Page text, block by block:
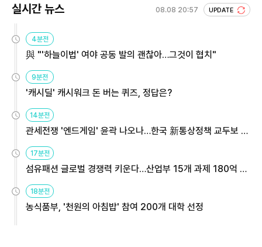
실시간 뉴스 08.08 20:57 UPDATE
4분전
與 "'하늘이법' 여야 공동 발의 괜찮아…그것이 협치"
9분전
'캐시딜' 캐시워크 돈 버는 퀴즈, 정답은?
14분전
관세전쟁 '엔드게임' 윤곽 나오나…한국 新통상정책 교두보 활
17분전
섬유패션 글로벌 경쟁력 키운다…산업부 15개 과제 180억 지
18분전
농식품부, '천원의 아침밥' 참여 200개 대학 선정